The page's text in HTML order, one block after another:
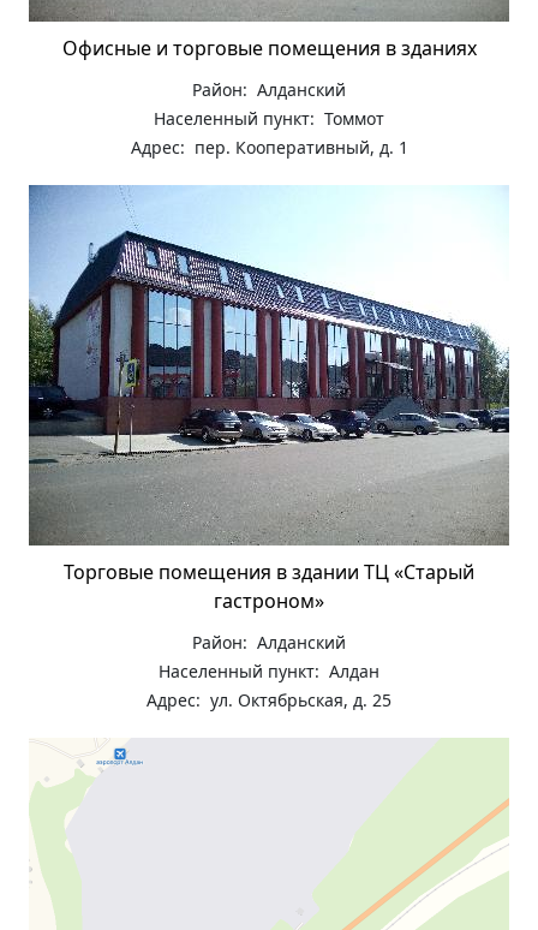
Офисные и торговые помещения в зданиях
Район: Алданский
Населенный пункт: Томмот
Адрес: пер. Кооперативный, д. 1
Торговые помещения в здании ТЦ «Старый
гастроном»
Район: Алданский
Населенный пункт: Алдан
Адрес: ул. Октябрьская, д. 25